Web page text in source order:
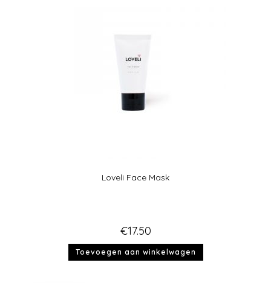
Loveli Face Mask
€17.50
Toevoegen aan winkelwagen